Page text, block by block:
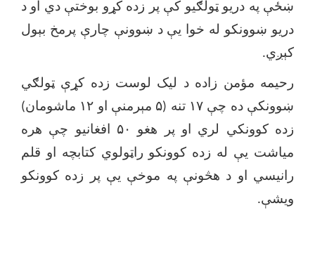
ښځې په دریو ټولګیو کې پر زده کړو بوختې دي او د
دریو ښوونکو له خوا یې د ښوونې چارې پرمخ بېول
کېږي.
رحیمه مؤمن زاده د لیک لوست زده کړې ټولګي
ښوونکې ده چې ۱۷ تنه (۵ مېرمنې او ۱۲ ماشومان)
زده کوونکي لري او پر هغو ۵۰ افغانیو چې هره
میاشت یې له زده کوونکو راټولوي کتابچه او قلم
رانیسي او د هڅونې په موخې یې پر زده کوونکو
ویشې.